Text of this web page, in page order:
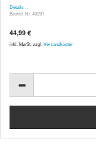
Details …
Bestell-Nr. 49291
44,99 €
inkl. MwSt. zzgl. Versandkosten